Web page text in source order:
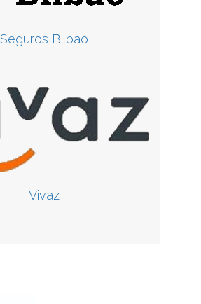
Seguros Bilbao
Vivaz